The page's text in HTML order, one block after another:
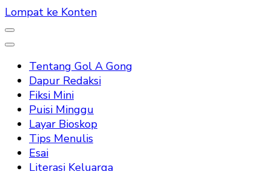
Lompat ke Konten
Tentang Gol A Gong
Dapur Redaksi
Fiksi Mini
Puisi Minggu
Layar Bioskop
Tips Menulis
Esai
Literasi Keluarga